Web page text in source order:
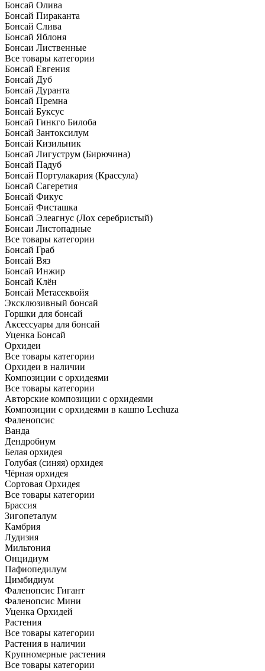
Бонсай Олива
Бонсай Пираканта
Бонсай Слива
Бонсай Яблоня
Бонсаи Лиственные
Все товары категории
Бонсай Евгения
Бонсай Дуб
Бонсай Дуранта
Бонсай Премна
Бонсай Буксус
Бонсай Гинкго Билоба
Бонсай Зантоксилум
Бонсай Кизильник
Бонсай Лигуструм (Бирючина)
Бонсай Падуб
Бонсай Портулакария (Крассула)
Бонсай Сагеретия
Бонсай Фикус
Бонсай Фисташка
Бонсай Элеагнус (Лох серебристый)
Бонсаи Листопадные
Все товары категории
Бонсай Граб
Бонсай Вяз
Бонсай Инжир
Бонсай Клён
Бонсай Метасеквойя
Эксклюзивный бонсай
Горшки для бонсай
Аксессуары для бонсай
Уценка Бонсай
Орхидеи
Все товары категории
Орхидеи в наличии
Композиции с орхидеями
Все товары категории
Авторские композиции с орхидеями
Композиции с орхидеями в кашпо Lechuza
Фаленопсис
Ванда
Дендробиум
Белая орхидея
Голубая (синяя) орхидея
Чёрная орхидея
Сортовая Орхидея
Все товары категории
Брассия
Зигопеталум
Камбрия
Лудизия
Мильтония
Онцидиум
Пафиопедилум
Цимбидиум
Фаленопсис Гигант
Фаленопсис Мини
Уценка Орхидей
Растения
Все товары категории
Растения в наличии
Крупномерные растения
Все товары категории